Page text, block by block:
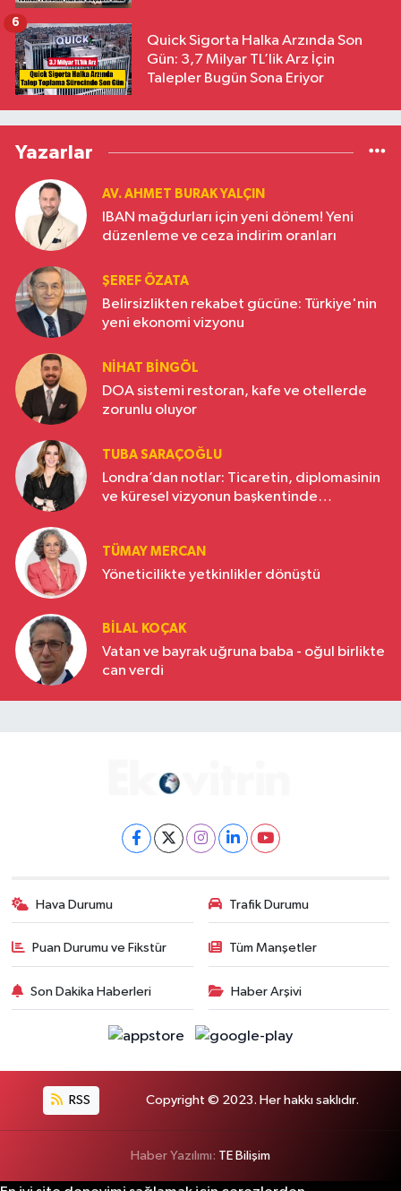
Quick Sigorta Halka Arzında Son
Gün: 3,7 Milyar TL’lik Arz İçin
Talepler Bugün Sona Eriyor
6
Yazarlar
AV. AHMET BURAK YALÇIN
IBAN mağdurları için yeni dönem! Yeni
düzenleme ve ceza indirim oranları
ŞEREF ÖZATA
Belirsizlikten rekabet gücüne: Türkiye'nin
yeni ekonomi vizyonu
NIHAT BINGÖL
DOA sistemi restoran, kafe ve otellerde
zorunlu oluyor
TUBA SARAÇOĞLU
Londra’dan notlar: Ticaretin, diplomasinin
ve küresel vizyonun başkentinde
TÜMAY MERCAN
Yöneticilikte yetkinlikler dönüştü
BILAL KOÇAK
Vatan ve bayrak uğruna baba - oğul birlikte
can verdi
Hava Durumu Trafik Durumu
Puan Durumu ve Fikstür Tüm Manşetler
Son Dakika Haberleri Haber Arşivi
RSS Copyright © 2023. Her hakkı saklıdır.
Haber Yazılımı: TE Bilişim